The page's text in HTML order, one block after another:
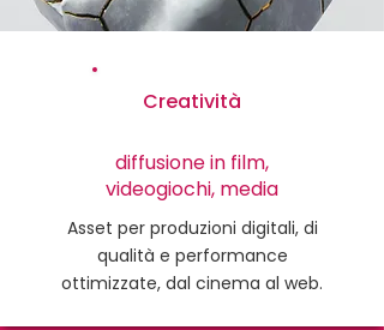
Creatività
diffusione in film,
videogiochi, media
Asset per produzioni digitali, di
qualità e performance
ottimizzate, dal cinema al web.